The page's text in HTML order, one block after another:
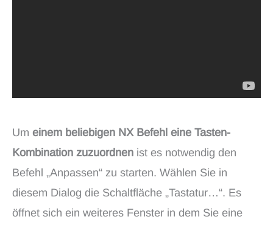
Um einem beliebigen NX Befehl eine Tasten-
Kombination zuzuordnen ist es notwendig den
Befehl „Anpassen“ zu starten. Wählen Sie in
diesem Dialog die Schaltfläche „Tastatur…“. Es
öffnet sich ein weiteres Fenster in dem Sie eine